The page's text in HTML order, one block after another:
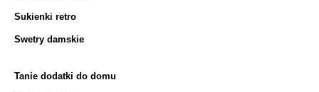
Sukienki retro
Swetry damskie
Tanie dodatki do domu